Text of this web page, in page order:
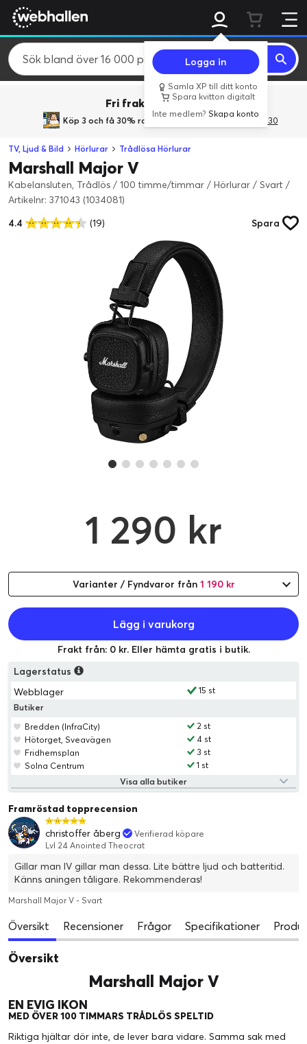
Logga in
Samla XP till ditt konto
Spara kvitton digitalt
Inte medlem?Skapa konto
Fri frakt över 800 kr.
Köp 3 och få 30% rabatt med rabattkoden 3Gives30
TV, Ljud & Bild Hörlurar Trådlösa Hörlurar
Marshall Major V
Kabelansluten, Trådlös / 100 timme/timmar / Hörlurar / Svart /
Artikelnr: 371043 (1034081)
4.4
(19) Spara
1 290 kr
Varianter / Fyndvaror från 1 190 kr
Lägg i varukorg
Frakt från: 0 kr. Eller hämta gratis i butik.
Lagerstatus
Webblager
15 st
Butiker
Bredden (InfraCity)
2 st
Hötorget, Sveavägen
4 st
Fridhemsplan
3 st
Solna Centrum
1 st
Visa alla butiker
Framröstad topprecension
christoffer åberg
Verifierad köpare
Lvl 24 Anointed Theocrat
Gillar man IV gillar man dessa. Lite bättre ljud och batteritid.
Känns aningen tåligare. Rekommenderas!
Marshall Major V - Svart
Översikt Recensioner Frågor Specifikationer
Översikt
Marshall Major V
EN EVIG IKON
MED ÖVER 100 TIMMARS TRÅDLÖS SPELTID
Riktiga hjältar dör inte, de lever bara vidare. Samma sak med